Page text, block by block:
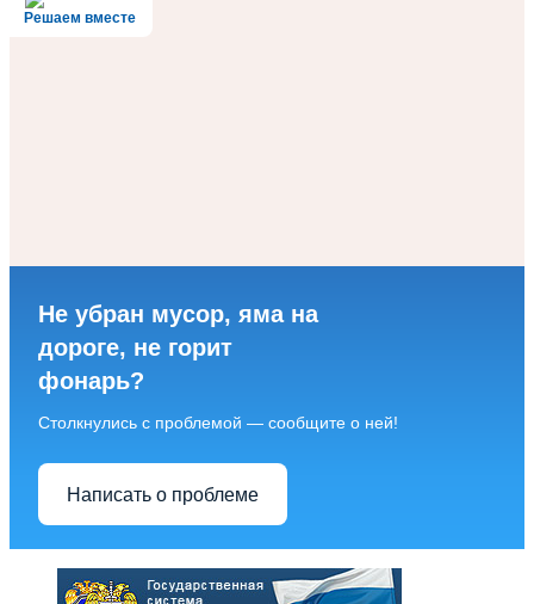
Решаем вместе
Не убран мусор, яма на
дороге, не горит
фонарь?
Столкнулись с проблемой — сообщите о ней!
Написать о проблеме